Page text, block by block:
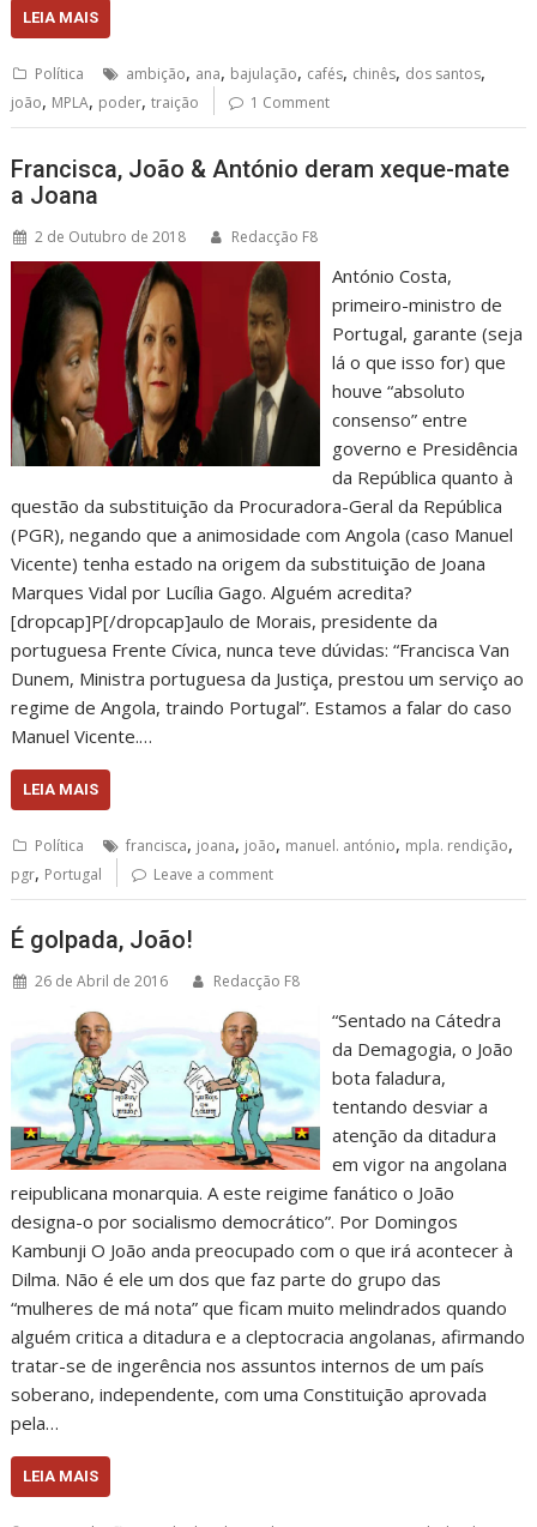
LEIA MAIS
Política ambição, ana, bajulação, cafés, chinês, dos santos,
joão, MPLA, poder,traição 1 Comment
Francisca, João & António deram xeque-mate
a Joana
2 de Outubro de 2018 Redacção F8
António Costa,
primeiro-ministro de
Portugal, garante (seja
lá o que isso for) que
houve “absoluto
consenso” entre
governo e Presidência
da República quanto à
questão da substituição da Procuradora-Geral da República
(PGR), negando que a animosidade com Angola (caso Manuel
Vicente) tenha estado na origem da substituição de Joana
Marques Vidal por Lucília Gago. Alguém acredita?
[dropcap]P[/dropcap]aulo de Morais, presidente da
portuguesa Frente Cívica, nunca teve dúvidas: “Francisca Van
Dunem, Ministra portuguesa da Justiça, prestou um serviço ao
regime de Angola, traindo Portugal”. Estamos a falar do caso
Manuel Vicente.…
LEIA MAIS
Política francisca, joana, joão, manuel. antónio, mpla. rendição,
pgr, Portugal Leave a comment
É golpada, João!
26 de Abril de 2016 Redacção F8
“Sentado na Cátedra
da Demagogia, o João
bota faladura,
tentando desviar a
atenção da ditadura
em vigor na angolana
reipublicana monarquia. A este reigime fanático o João
designa-o por socialismo democrático”. Por Domingos
Kambunji O João anda preocupado com o que irá acontecer à
Dilma. Não é ele um dos que faz parte do grupo das
“mulheres de má nota” que ficam muito melindrados quando
alguém critica a ditadura e a cleptocracia angolanas, afirmando
tratar-se de ingerência nos assuntos internos de um país
soberano, independente, com uma Constituição aprovada
pela…
LEIA MAIS